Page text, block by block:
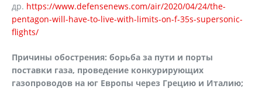
др. https://www.defensenews.com/air/2020/04/24/the-
pentagon-will-have-to-live-with-limits-on-f-35s-supersonic-
flights/
Причины обострения: борьба за пути и порты
поставки газа, проведение конкурирующих
газопроводов на юг Европы через Грецию и Италию;